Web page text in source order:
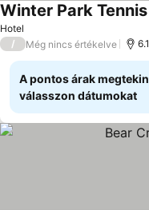
Hotel
Winter Park
/ Még nincs értékelve
A pontos árak
válasszon dátumokat